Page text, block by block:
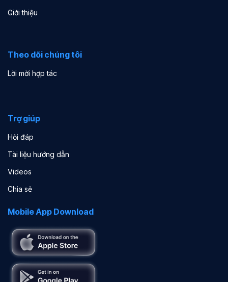
Giới thiệu
Theo dõi chúng tôi
Lời mời hợp tác
Trợ giúp
Hỏi đáp
Tài liệu hướng dẫn
Videos
Chia sẻ
Mobile App Download